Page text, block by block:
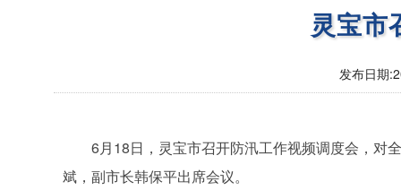
灵宝市
发布日期:
6月18日，灵宝市召开防汛工作视频调度会，对
斌，副市长韩保平出席会议。